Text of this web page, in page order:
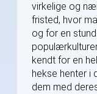
virkelige og
fristed, hvor
og for en
kendt for en
hekse henter i
dem med